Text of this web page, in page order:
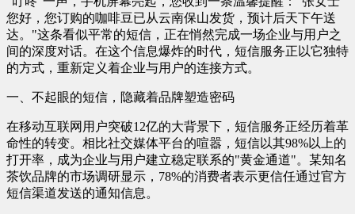
您好，您订购的咖啡豆已从云南保山发货，预计后天下午送
达。"这条看似平常的短信，正在悄然完成一场企业与用户之
间的深度对话。在这个信息爆炸的时代，短信服务正以它独特
的方式，重新定义着企业与用户的连接方式。
一、不起眼的短信，隐藏着品牌塑造密码
在移动互联网用户突破12亿的大背景下，短信服务正经历着革
命性的转变。相比社交媒体平台的喧嚣，短信以其98%以上的
打开率，成为企业与用户建立稳定联系的"黄金通道"。某知名
茶饮品牌的市场调研显示，78%的消费者表示更信任通过官方
短信渠道发送的通知信息。